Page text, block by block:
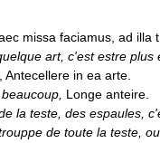
missa faciamus, ad illa
art, c'est estre plus
Antecellere in ea arte.
Longe anteire.
la teste, des espaules,
de toute la teste,